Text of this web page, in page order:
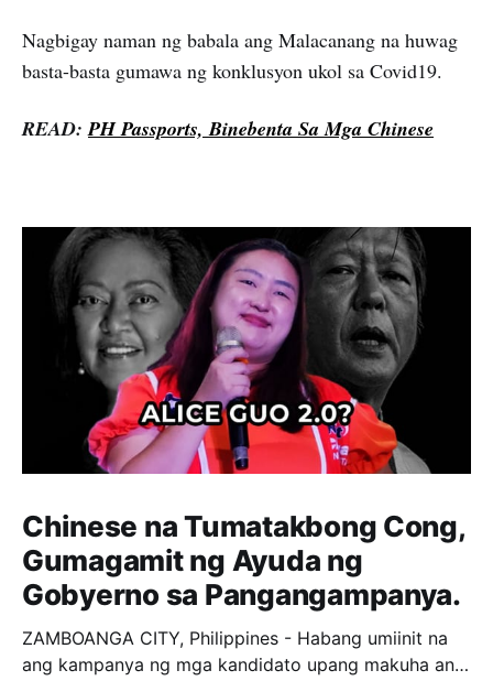
Nagbigay naman ng babala ang Malacanang na huwag
basta-basta gumawa ng konklusyon ukol sa Covid19.
READ:PH Passports, Binebenta Sa Mga Chinese
Chinese na Tumatakbong Cong,
Gumagamit ng Ayuda ng
Gobyerno sa Pangangampanya.
ZAMBOANGA CITY, Philippines - Habang umiinit na
ang kampanya ng mga kandidato upang makuha ang